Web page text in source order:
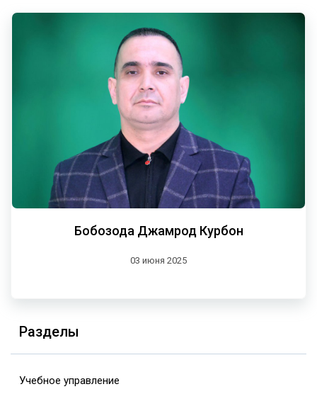
Бобозода Джамрод Курбон
03 июня 2025
Разделы
Учебное управление